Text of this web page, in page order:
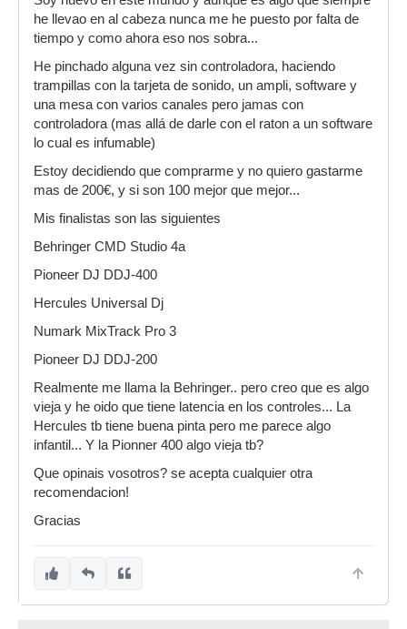
he llevao en al cabeza nunca me he puesto por falta de
tiempo y como ahora eso nos sobra...
He pinchado alguna vez sin controladora, haciendo
trampillas con la tarjeta de sonido, un ampli, software y
una mesa con varios canales pero jamas con
controladora (mas allá de darle con el raton a un software
lo cual es infumable)
Estoy decidiendo que comprarme y no quiero gastarme
mas de 200€, y si son 100 mejor que mejor...
Mis finalistas son las siguientes
Behringer CMD Studio 4a
Pioneer DJ DDJ-400
Hercules Universal Dj
Numark MixTrack Pro 3
Pioneer DJ DDJ-200
Realmente me llama la Behringer.. pero creo que es algo
vieja y he oido que tiene latencia en los controles... La
Hercules tb tiene buena pinta pero me parece algo
infantil... Y la Pionner 400 algo vieja tb?
Que opinais vosotros? se acepta cualquier otra
recomendacion!
Gracias